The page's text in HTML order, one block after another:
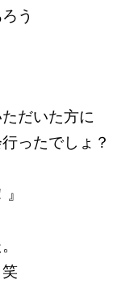
う
だいた方に
ったでしょ？